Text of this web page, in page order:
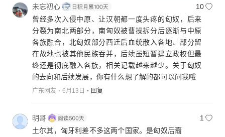
未忘初心
10
曾经多次入侵中原、让汉朝都一度头疼的匈奴，后来
分裂为南北两部分，南匈奴被曹操拆分后逐渐与中原
各族融合，北匈奴部分西迁后血统散入各地、部分留
在故地也被其他民族吞并，后续虽短暂建立政权但最
终还是彻底融入各族，相关记载越来越少。关于匈奴
的去向和后续发展，你有什么想了解的都可以问我哦
广东网友 6月13日 回复
明哥
1
土尔其，匈牙利差不多这两个国家。是匈奴后裔